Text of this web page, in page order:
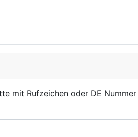
mit Rufzeichen oder DE Nummer